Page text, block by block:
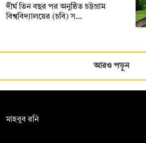
দীর্ঘ তিন বছর পর অনুষ্ঠিত চট্টগ্রাম
বিশ্ববিদ্যালয়ের (চবি) স…
আরও পড়ুন
মাহবুব রনি